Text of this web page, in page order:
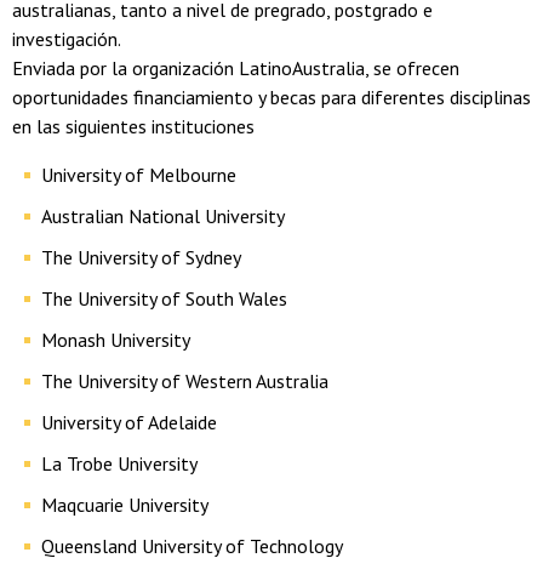
australianas, tanto a nivel de pregrado, postgrado e
investigación.
Enviada por la organización LatinoAustralia, se ofrecen
oportunidades financiamiento y becas para diferentes disciplinas
en las siguientes instituciones
University of Melbourne
Australian National University
The University of Sydney
The University of South Wales
Monash University
The University of Western Australia
University of Adelaide
La Trobe University
Maqcuarie University
Queensland University of Technology